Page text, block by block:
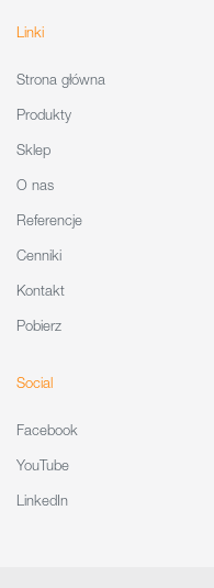
Linki
Strona główna
Produkty
Sklep
O nas
Referencje
Cenniki
Kontakt
Pobierz
Social
Facebook
YouTube
LinkedIn